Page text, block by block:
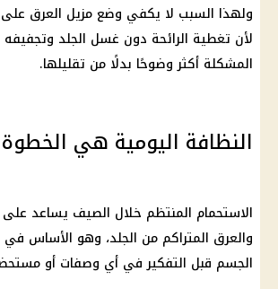
ولهذا السبب لا يكفي وضع مزيل العرق
لأن تغطية الرائحة دون غسل الجلد
المشكلة أكثر وضوحًا بدلًا من تقليلها.
النظافة اليومية هي
الاستحمام المنتظم خلال الصيف يساعد على
والعرق المتراكم من الجلد، وهو الأساس في
الجسم قبل التفكير في أي وصفات أو